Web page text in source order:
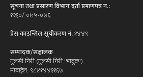
सूचना तथा प्रसारण विभाग दर्ता प्रमाणपत्र न.:
१२१०/ ०७५-०७६
प्रेस काउन्सिल सूचीकरण नं.१४४९
सम्पादक/सञ्चालक
तुलसी गिरी (तुलसी गिरी 'भावुक')
मोबाईल: ९८४१४४११६७